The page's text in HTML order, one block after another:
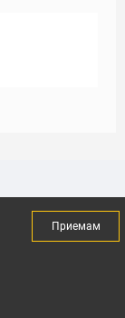
Приемам